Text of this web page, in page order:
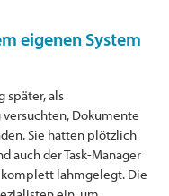
eigenen System
später, als
Dokumente
Sie hatten plötzlich
auch der Task-Manager
komplett lahmgelegt. Die